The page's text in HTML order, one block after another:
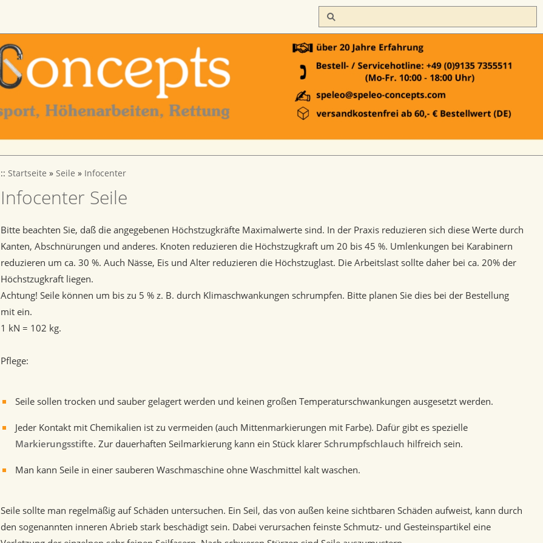
:: Startseite » Seile » Infocenter
Infocenter Seile
Bitte beachten Sie, daß die angegebenen Höchstzugkräfte Maximalwerte sind. In der Praxis reduzieren sich diese Werte durch
Kanten, Abschnürungen und anderes. Knoten reduzieren die Höchstzugkraft um 20 bis 45 %. Umlenkungen bei Karabinern
reduzieren um ca. 30 %. Auch Nässe, Eis und Alter reduzieren die Höchstzuglast. Die Arbeitslast sollte daher bei ca. 20% der
Höchstzugkraft liegen.
Achtung! Seile können um bis zu 5 % z. B. durch Klimaschwankungen schrumpfen. Bitte planen Sie dies bei der Bestellung
mit ein.
1 kN = 102 kg.
Pflege:
Seile sollen trocken und sauber gelagert werden und keinen großen Temperaturschwankungen ausgesetzt werden.
Jeder Kontakt mit Chemikalien ist zu vermeiden (auch Mittenmarkierungen mit Farbe). Dafür gibt es spezielle
Markierungsstifte. Zur dauerhaften Seilmarkierung kann ein Stück klarer Schrumpfschlauch hilfreich sein.
Man kann Seile in einer sauberen Waschmaschine ohne Waschmittel kalt waschen.
Seile sollte man regelmäßig auf Schäden untersuchen. Ein Seil, das von außen keine sichtbaren Schäden aufweist, kann durch
den sogenannten inneren Abrieb stark beschädigt sein. Dabei verursachen feinste Schmutz- und Gesteinspartikel eine